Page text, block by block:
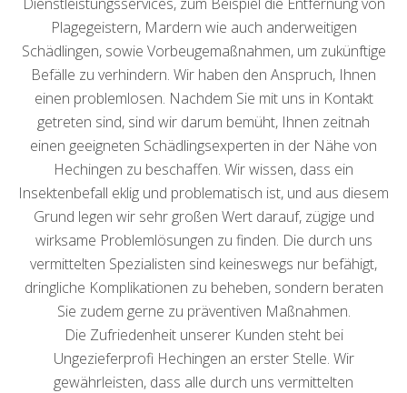
Plagegeistern, Mardern wie auch anderweitigen
Schädlingen, sowie Vorbeugemaßnahmen, um zukünftige
Befälle zu verhindern. Wir haben den Anspruch, Ihnen
einen problemlosen. Nachdem Sie mit uns in Kontakt
getreten sind, sind wir darum bemüht, Ihnen zeitnah
einen geeigneten Schädlingsexperten in der Nähe von
Hechingen zu beschaffen. Wir wissen, dass ein
Insektenbefall eklig und problematisch ist, und aus diesem
Grund legen wir sehr großen Wert darauf, zügige und
wirksame Problemlösungen zu finden. Die durch uns
vermittelten Spezialisten sind keineswegs nur befähigt,
dringliche Komplikationen zu beheben, sondern beraten
Sie zudem gerne zu präventiven Maßnahmen.
Die Zufriedenheit unserer Kunden steht bei
Ungezieferprofi Hechingen an erster Stelle. Wir
gewährleisten, dass alle durch uns vermittelten